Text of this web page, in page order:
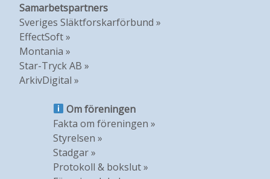
Samarbetspartners
Sveriges Släktforskarförbund »
EffectSoft »
Montania »
Star-Tryck AB »
ArkivDigital »
Om föreningen
Fakta om föreningen »
Styrelsen »
Stadgar »
Protokoll & bokslut »